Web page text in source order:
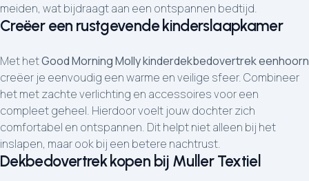
meiden, wat bijdraagt aan een ontspannen bedtijd.
Creëer een rustgevende kinderslaapkamer
Met hetGood Morning Molly kinderdekbedovertrek eenhoorn
creëer je eenvoudig een warme en veilige sfeer. Combineer
het met zachte verlichting en accessoires voor een
compleet geheel. Hierdoor voelt jouw dochter zich
comfortabel en ontspannen. Dit helpt niet alleen bij het
inslapen, maar ook bij een betere nachtrust.
Dekbedovertrek kopen bij Muller Textiel